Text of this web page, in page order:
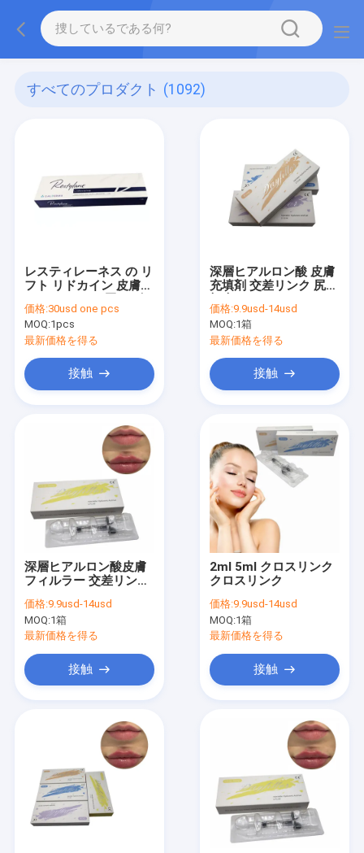
すべてのプロダクト (1092)
レスティレーネス の リ
フト リドカイン 皮膚
善 し た
価格:30usd one pcs
MOQ:1pcs
最新価格を得る
接触
深層ヒアルロン酸 皮膚
充填剤 交差リンク 尻
価格:9.9usd-14usd
MOQ:1箱
最新価格を得る
接触
深層ヒアルロン酸皮膚
フィルラー 交差リンク
価格:9.9usd-14usd
MOQ:1箱
最新価格を得る
接触
2ml 5ml クロスリンク
クロスリンク
価格:9.9usd-14usd
MOQ:1箱
最新価格を得る
接触